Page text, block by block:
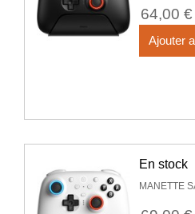
64,00 €
Ajouter
En stock
MANETTE